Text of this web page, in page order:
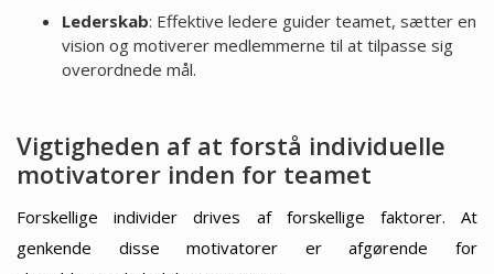
Lederskab: Effektive ledere guider teamet, sætter en
vision og motiverer medlemmerne til at tilpasse sig
overordnede mål.
Vigtigheden af at forstå individuelle
motivatorer inden for teamet
Forskellige individer drives af forskellige faktorer. At
genkende disse motivatorer er afgørende for